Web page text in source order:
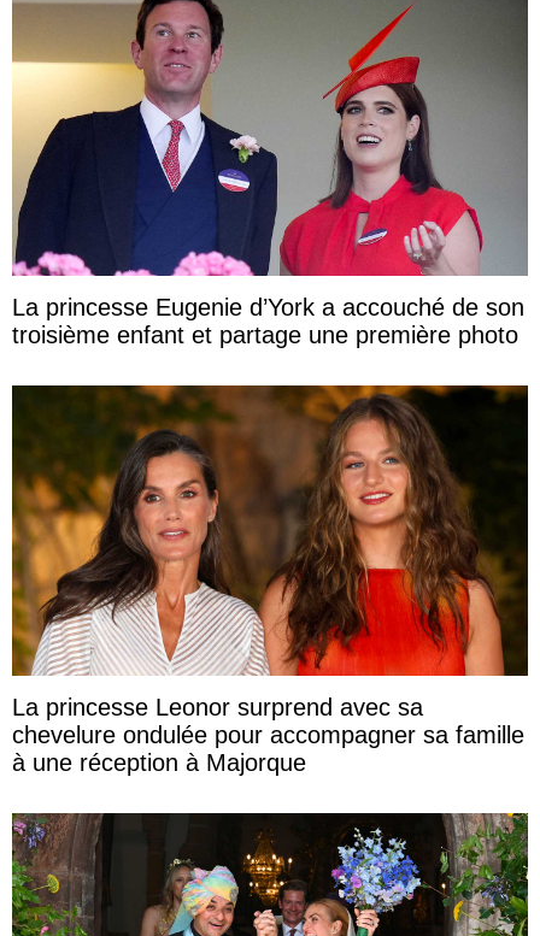
La princesse Eugenie d’York a accouché de son
troisième enfant et partage une première photo
La princesse Leonor surprend avec sa
chevelure ondulée pour accompagner sa famille
à une réception à Majorque